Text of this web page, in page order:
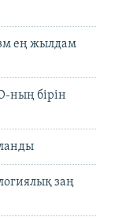
ең жылдам
ның бірін
заң